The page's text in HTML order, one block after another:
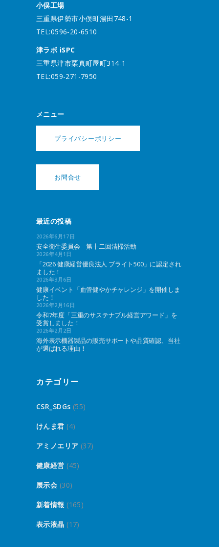
小俣工場
三重県伊勢市小俣町湯田748-1
TEL:0596-20-6510
津ラボ iSPC
三重県津市栗真町屋町314-1
TEL:059-271-7950
メニュー
プライバシーポリシー
お問合せ
最近の投稿
2026年6月17日
安全衛生委員会 第十二回清掃活動
2026年4月1日
「2026 健康経営優良法人 ブライト500」に認定され
ました！
2026年3月6日
健康イベント「血管健やかチャレンジ」を開催しま
した！
2026年2月16日
令和7年度「三重のサステナブル経営アワード」を
受賞しました！
2026年2月2日
海外表示機器製品の販売サポートや品質確認、当社
が選ばれる理由！
カテゴリー
CSR_SDGs (55)
けんま君 (4)
アミノエリア (37)
健康経営 (45)
展示会 (30)
新着情報 (165)
表示液晶 (17)